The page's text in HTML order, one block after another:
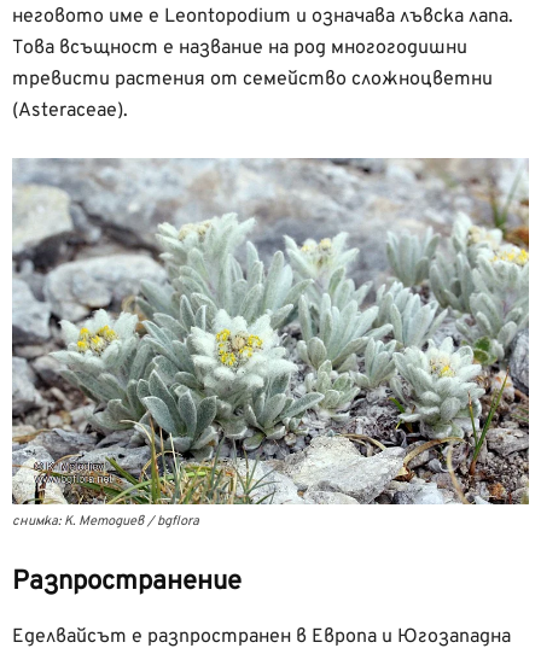
неговото име е Leontopodium и означава лъвска лапа.
Това всъщност е название на род многогодишни
тревисти растения от семейство сложноцветни
(Asteraceae).
снимка: К. Методиев / bgflora
Разпространение
Еделвайсът е разпространен в Европа и Югозападна